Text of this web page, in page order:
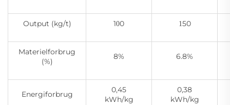
Output (kg/t) 100 150
Materielforbrug
(%)
8% 6.8%
Energiforbrug
0,45
kWh/kg
0,38
kWh/kg